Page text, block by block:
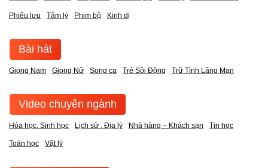
Phiêu lưu Tâm lý Phim bộ Kinh dị
Bài hát
Giọng Nam Giọng Nữ Song ca Trẻ Sôi Động Trữ Tình Lãng Mạn
Video chuyên ngành
Hóa học, Sinh học Lịch sử , Địa lý Nhà hàng – Khách sạn Tin học
Toán học Vật lý